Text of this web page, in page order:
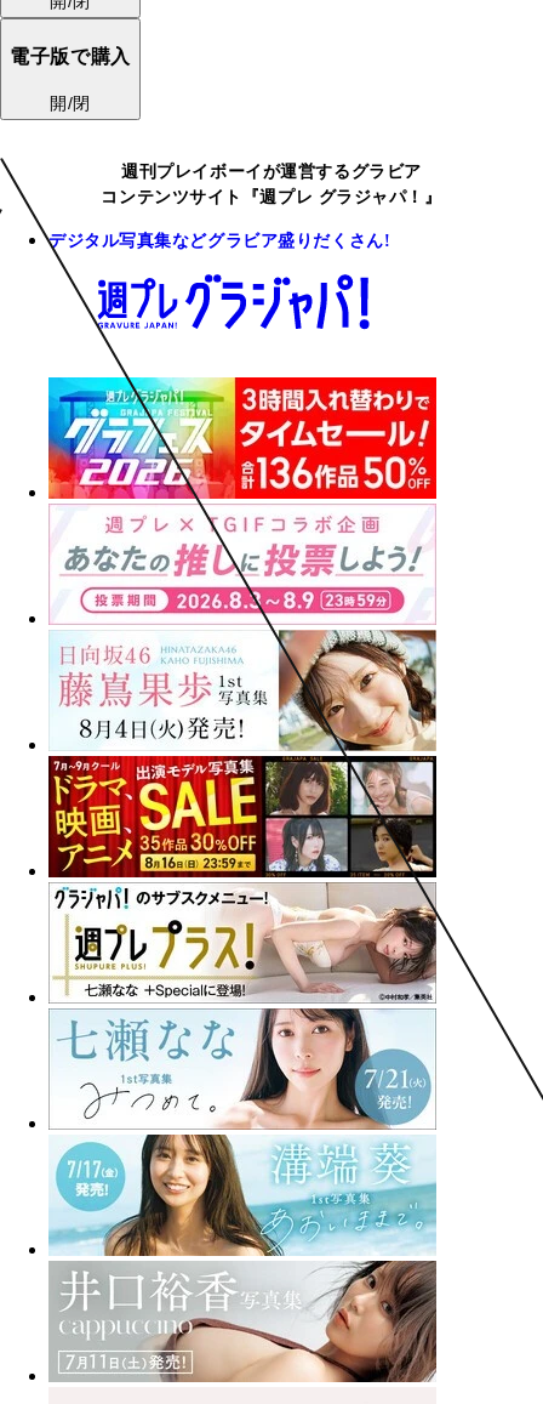
電子版で購入
開/閉
週刊プレイボーイが運営するグラビア
コンテンツサイト『週プレ グラジャパ！』
デジタル写真集などグラビア盛りだくさん!